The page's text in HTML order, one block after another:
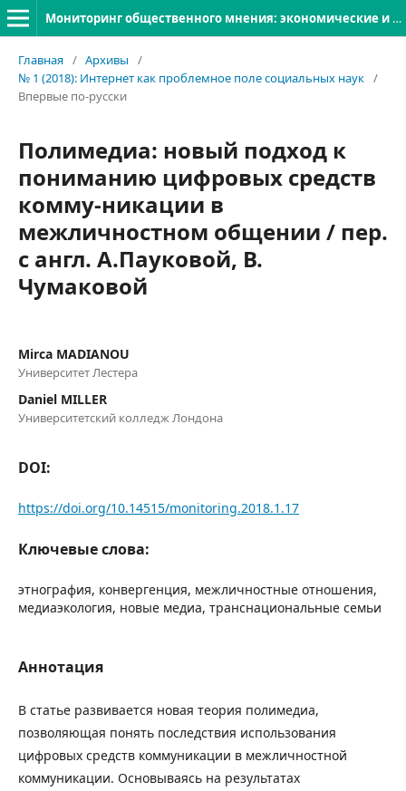
Мониторинг общественного мнения: экономические и социальные перемены
Главная / Архивы
/
№ 1 (2018): Интернет как проблемное поле социальных наук /
Впервые по-русски
Полимедиа: новый подход к
пониманию цифровых средств
комму-никации в
межличностном общении / пер.
с англ. А.Пауковой, В.
Чумаковой
Mirca MADIANOU
Университет Лестера
Daniel MILLER
Университетский колледж Лондона
DOI:
https://doi.org/10.14515/monitoring.2018.1.17
Ключевые слова:
этнография, конвергенция, межличностные отношения,
медиаэкология, новые медиа, транснациональные семьи
Аннотация
В статье развивается новая теория полимедиа,
позволяющая понять последствия использования
цифровых средств коммуникации в межличностной
коммуникации. Основываясь на результатах